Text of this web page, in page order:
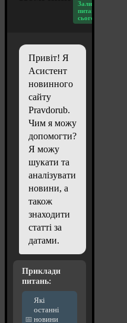
Залишилось
питань
сьогодні: 20
Привіт! Я
Асистент
новинного
сайту
Pravdorub.
Чим я можу
допомогти?
Я можу
шукати та
аналізувати
новини, а
також
знаходити
статті за
датами.
Приклади
питань:
Які
останні
новини